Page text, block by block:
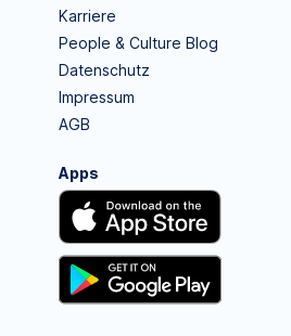
Karriere
People & Culture Blog
Datenschutz
Impressum
AGB
Apps